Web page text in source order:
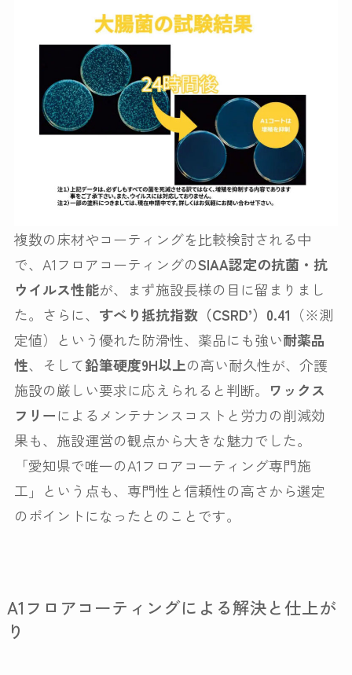
複数の床材やコーティングを比較検討される中
で、A1フロアコーティングのSIAA認定の抗菌・抗
ウイルス性能が、まず施設長様の目に留まりまし
た。さらに、 すべり抵抗指数（CSRD’）0.41 （※測
定値）という優れた防滑性、薬品にも強い耐薬品
性、そして鉛筆硬度9H以上の高い耐久性が、介護
施設の厳しい要求に応えられると判断。 ワックス
フリーによるメンテナンスコストと労力の削減効
果も、施設運営の観点から大きな魅力でした。
「愛知県で唯一のA1フロアコーティング専門施
工」という点も、専門性と信頼性の高さから選定
のポイントになったとのことです。
A1フロアコーティングによる解決と仕上が
り